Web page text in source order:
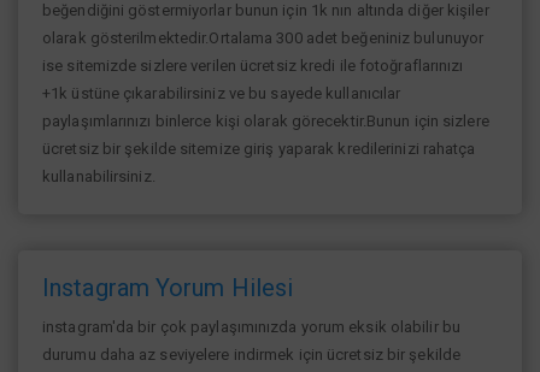
beğendiğini göstermiyorlar bunun için 1k nın altında diğer kişiler
olarak gösterilmektedir.Ortalama 300 adet beğeniniz bulunuyor
ise sitemizde sizlere verilen ücretsiz kredi ile fotoğraflarınızı
+1k üstüne çıkarabilirsiniz ve bu sayede kullanıcılar
paylaşımlarınızı binlerce kişi olarak görecektir.Bunun için sizlere
ücretsiz bir şekilde sitemize giriş yaparak kredilerinizi rahatça
kullanabilirsiniz.
Instagram Yorum Hilesi
instagram'da bir çok paylaşımınızda yorum eksik olabilir bu
durumu daha az seviyelere indirmek için ücretsiz bir şekilde